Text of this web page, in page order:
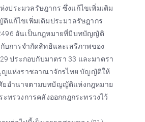
งประมวลรัษฎากร ซึ่งแก้ไขเพิ่มเติม
แก้ไขเพิ่มเติมประมวลรัษฎากร
อันเป็นกฎหมายที่มีบทบัญญัติ
บการจำกัดสิทธิและเสรีภาพของ
ประกอบกับมาตรา 33 และมาตรา
ญแห่งราชอาณาจักรไทย บัญญัติให้
ยอำนาจตามบทบัญญัติแห่งกฎหมาย
ทรวงการคลังออกกฎกระทรวงไว้